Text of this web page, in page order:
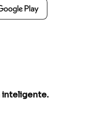
inteligente.